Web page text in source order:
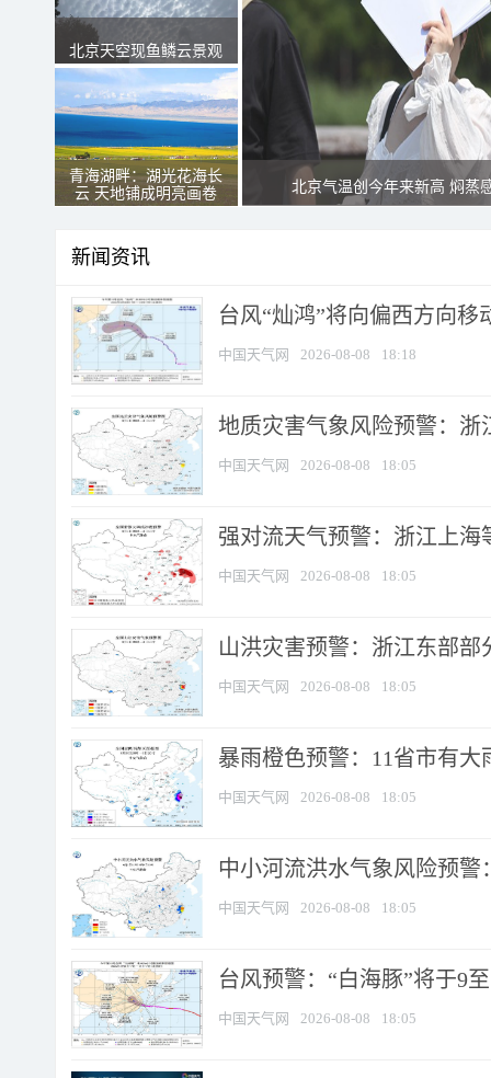
北京天空现鱼鳞云景观
青海湖畔：湖光花海长
云 天地铺成明亮画卷
北京气温创今年来新高 焖蒸
新闻资讯
台风“灿鸿”将向偏西方向移
中国天气网 2026-08-08 18:18
地质灾害气象风险预警：
中国天气网 2026-08-08 18:05
强对流天气预警：浙江上海
中国天气网 2026-08-08 18:05
山洪灾害预警：浙江东部
中国天气网 2026-08-08 18:05
暴雨橙色预警：11省市有
中国天气网 2026-08-08 18:05
中小河流洪水气象风险预
中国天气网 2026-08-08 18:05
台风预警：“白海豚”将于9
中国天气网 2026-08-08 18:05